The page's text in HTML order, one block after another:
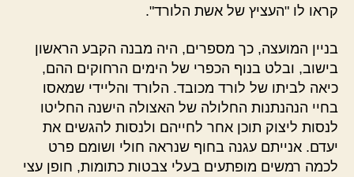
קראו לו "העציץ של אשת הלורד".
בניין המועצה, כך מספרים, היה מבנה הקבע הראשון
בישוב, ובלט בנוף הכפרי של הימים הרחוקים ההם,
כיאה לביתו של לורד מכובד. הלורד והליידי שמאסו
בחיי הנהנתנות החלולה של האצולה הישנה החליטו
לנסות ליצוק תוכן אחר לחייהם ולנסות להגשים את
יעדם. אנייתם עגנה בחוף שנראה חולי ושומם פרט
לכמה רמשים מופתעים בעלי צבטות כתומות, חופן עצי